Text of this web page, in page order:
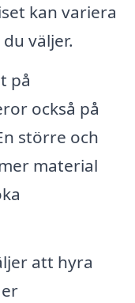
kan variera
väljer.
på
också på
större och
material
att hyra